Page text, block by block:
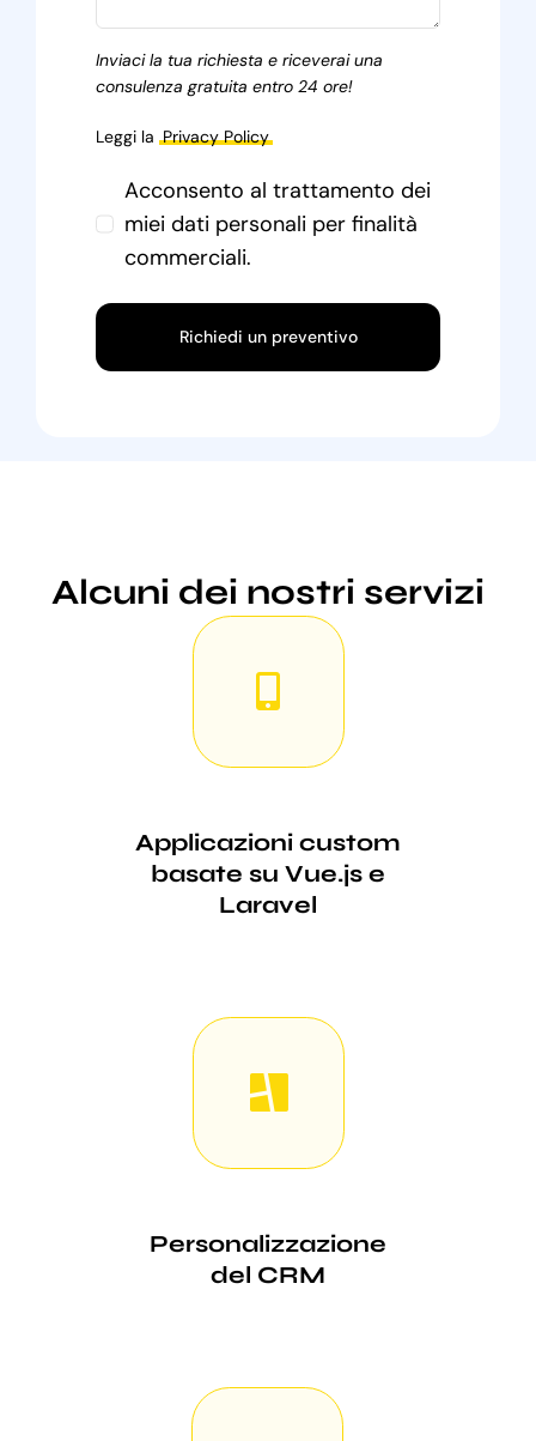
Inviaci la tua richiesta e riceverai una
consulenza gratuita entro 24 ore!
Leggi la Privacy Policy
Acconsento al trattamento dei
miei dati personali per finalità
commerciali.
Richiedi un preventivo
Alcuni dei nostri servizi
Applicazioni custom
basate su Vue.js e
Laravel
Personalizzazione
del CRM